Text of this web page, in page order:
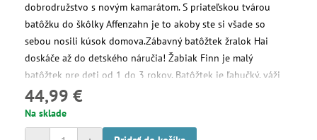
dobrodružstvo s novým kamarátom. S priateľskou tvárou
batôžku do škôlky Affenzahn je to akoby ste si všade so
sebou nosili kúsok domova.Zábavný batôžtek žralok Hai
doskáče až do detského náručia! Žabiak Finn je malý
batôžtek pre deti od 1 do 3 rokov. Batôžtek je ľahučký, váži
420 gramov, jeho objem je 4 l. Rozmery sú 17 x 11 x 25 cm.
44,99 €
Na sklade